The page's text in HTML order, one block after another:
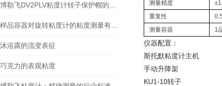
沐浴露的流变表征
巧克力的表观粘度
测量精度
重复性
测量容器
1
仪器配置：
斯托默粘度计主机
手动升降架
KU1-10转子